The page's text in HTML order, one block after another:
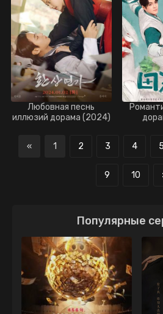
Любовная песнь
иллюзий дорама (2024)
« 1 2 3 4 5
9 10
Популярные